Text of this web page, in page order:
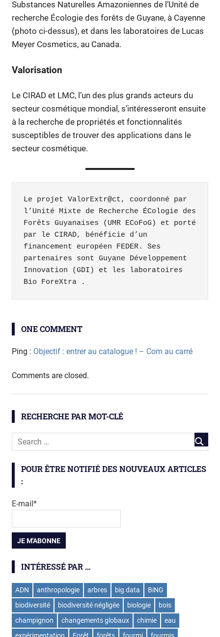
Substances Naturelles Amazoniennes de l’Unité de
recherche Écologie des forêts de Guyane, à Cayenne
(photo ci-dessus), et dans les laboratoires de Lucas
Meyer Cosmetics, au Canada.
Valorisation
Le CIRAD et LMC, l’un des plus grands acteurs du
secteur cosmétique mondial, s’intéresseront ensuite
à la recherche de propriétés et fonctionnalités
susceptibles de trouver des applications dans le
secteur cosmétique.
Le projet ValorExtr@ct, coordonné par
l’Unité Mixte de Recherche ÉCologie des
Forêts Guyanaises (UMR ECoFoG) et porté
par le CIRAD, bénéficie d’un
financement européen FEDER. Ses
partenaires sont Guyane Développement
Innovation (GDI) et les laboratoires
Bio ForeXtra .
chimie
sciencesdubois
ONE COMMENT
Ping : Objectif : entrer au catalogue ! – Com au carré
Comments are closed.
RECHERCHE PAR MOT-CLÉ
POUR ÊTRE NOTIFIÉ DES NOUVEAUX ARTICLES
:
E-mail*
INTÉRESSÉ PAR …
ADN anthropologie arbres big data
BiNG
biodiversité
biodiversité négligée biologie
bois
champignon
changements globaux chimie
eau